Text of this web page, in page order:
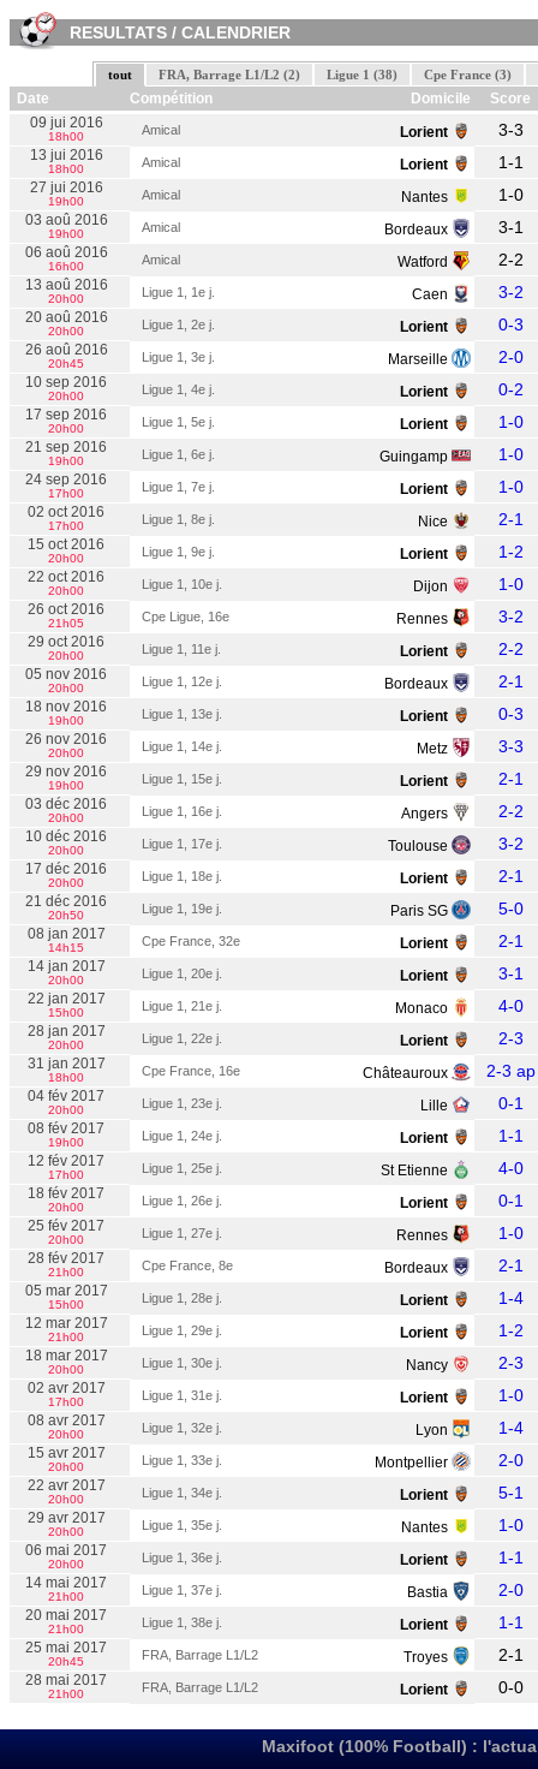
RESULTATS / CALENDRIER
tout FRA, Barrage L1/L2 (2) Ligue 1 (38) Cpe France (3)
Date Compétition Domicile
Score
09 jui 2016
18h00 Amical Lorient 3-3
13 jui 2016
18h00 Amical Lorient 1-1
27 jui 2016
19h00 Amical Nantes 1-0
03 aoû 2016
19h00 Amical Bordeaux 3-1
06 aoû 2016
16h00 Amical Watford 2-2
13 aoû 2016
20h00 Ligue 1, 1e j. Caen 3-2
20 aoû 2016
20h00 Ligue 1, 2e j. Lorient 0-3
26 aoû 2016
20h45 Ligue 1, 3e j. Marseille 2-0
10 sep 2016
20h00 Ligue 1, 4e j. Lorient 0-2
17 sep 2016
20h00 Ligue 1, 5e j. Lorient 1-0
21 sep 2016
19h00 Ligue 1, 6e j. Guingamp 1-0
24 sep 2016
17h00 Ligue 1, 7e j. Lorient 1-0
02 oct 2016
17h00 Ligue 1, 8e j. Nice 2-1
15 oct 2016
20h00 Ligue 1, 9e j. Lorient 1-2
22 oct 2016
20h00 Ligue 1, 10e j. Dijon 1-0
26 oct 2016
21h05 Cpe Ligue, 16e Rennes 3-2
29 oct 2016
20h00 Ligue 1, 11e j. Lorient 2-2
05 nov 2016
20h00 Ligue 1, 12e j. Bordeaux 2-1
18 nov 2016
19h00 Ligue 1, 13e j. Lorient 0-3
26 nov 2016
20h00 Ligue 1, 14e j. Metz 3-3
29 nov 2016
19h00 Ligue 1, 15e j. Lorient 2-1
03 déc 2016
20h00 Ligue 1, 16e j. Angers 2-2
10 déc 2016
20h00 Ligue 1, 17e j. Toulouse 3-2
17 déc 2016
20h00 Ligue 1, 18e j. Lorient 2-1
21 déc 2016
20h50 Ligue 1, 19e j. Paris SG 5-0
08 jan 2017
14h15 Cpe France, 32e Lorient 2-1
14 jan 2017
20h00 Ligue 1, 20e j. Lorient 3-1
22 jan 2017
15h00 Ligue 1, 21e j. Monaco 4-0
28 jan 2017
20h00 Ligue 1, 22e j. Lorient 2-3
31 jan 2017
18h00 Cpe France, 16e Châteauroux 2-3 ap
04 fév 2017
20h00 Ligue 1, 23e j. Lille 0-1
08 fév 2017
19h00 Ligue 1, 24e j. Lorient 1-1
12 fév 2017
17h00 Ligue 1, 25e j. St Etienne 4-0
18 fév 2017
20h00 Ligue 1, 26e j. Lorient 0-1
25 fév 2017
20h00 Ligue 1, 27e j. Rennes 1-0
28 fév 2017
21h00 Cpe France, 8e Bordeaux 2-1
05 mar 2017
15h00 Ligue 1, 28e j. Lorient 1-4
12 mar 2017
21h00 Ligue 1, 29e j. Lorient 1-2
18 mar 2017
20h00 Ligue 1, 30e j. Nancy 2-3
02 avr 2017
17h00 Ligue 1, 31e j. Lorient 1-0
08 avr 2017
20h00 Ligue 1, 32e j. Lyon 1-4
15 avr 2017
20h00 Ligue 1, 33e j. Montpellier 2-0
22 avr 2017
20h00 Ligue 1, 34e j. Lorient 5-1
29 avr 2017
20h00 Ligue 1, 35e j. Nantes 1-0
06 mai 2017
20h00 Ligue 1, 36e j. Lorient 1-1
14 mai 2017
21h00 Ligue 1, 37e j. Bastia 2-0
20 mai 2017
21h00 Ligue 1, 38e j. Lorient 1-1
25 mai 2017
20h45 FRA, Barrage L1/L2 Troyes 2-1
28 mai 2017
21h00 FRA, Barrage L1/L2 Lorient 0-0
Maxifoot (100% Football) :